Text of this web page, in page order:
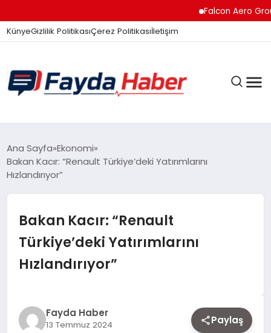
Falcon Aero Group,
KünyeGizlilik PolitikasıÇerez Politikasıİletişim
GÜNDEM
TEKNOLOJI
SIYASET
Ana Sayfa Ekonomi
Bakan Kacır: “Renault Türkiye’deki Yatırımlarını
Hızlandırıyor”
Bakan Kacır: “Renault
Türkiye’deki Yatırımlarını
Hızlandırıyor”
Fayda Haber
13 Temmuz 2024 Paylaş